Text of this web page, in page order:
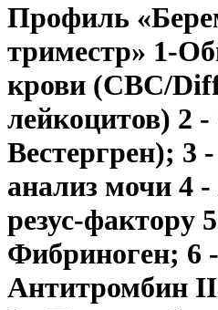
Профиль
триместр» 1-
крови (CBC/
лейкоцитов) 2
Вестергрен);
анализ мочи 4
резус-фактору
Фибриноген; 6
Антитромбин